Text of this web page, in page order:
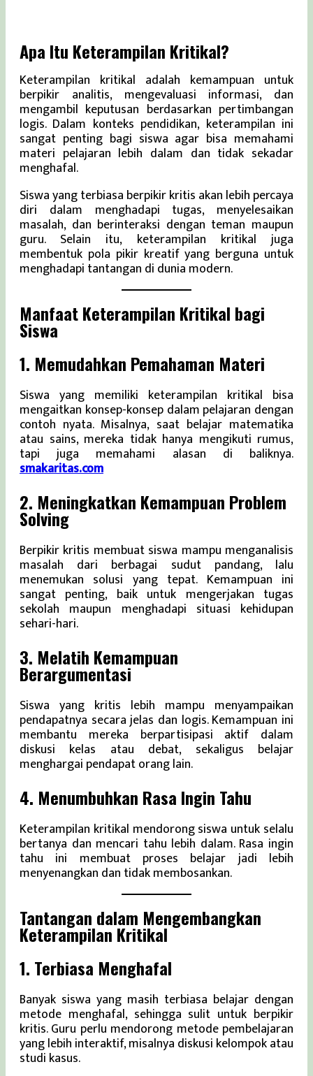
Apa Itu Keterampilan Kritikal?
Keterampilan kritikal adalah kemampuan untuk
berpikir analitis, mengevaluasi informasi, dan
mengambil keputusan berdasarkan pertimbangan
logis. Dalam konteks pendidikan, keterampilan ini
sangat penting bagi siswa agar bisa memahami
materi pelajaran lebih dalam dan tidak sekadar
menghafal.
Siswa yang terbiasa berpikir kritis akan lebih percaya
diri dalam menghadapi tugas, menyelesaikan
masalah, dan berinteraksi dengan teman maupun
guru. Selain itu, keterampilan kritikal juga
membentuk pola pikir kreatif yang berguna untuk
menghadapi tantangan di dunia modern.
Manfaat Keterampilan Kritikal bagi
Siswa
1. Memudahkan Pemahaman Materi
Siswa yang memiliki keterampilan kritikal bisa
mengaitkan konsep-konsep dalam pelajaran dengan
contoh nyata. Misalnya, saat belajar matematika
atau sains, mereka tidak hanya mengikuti rumus,
tapi juga memahami alasan di baliknya.
smakaritas.com
2. Meningkatkan Kemampuan Problem
Solving
Berpikir kritis membuat siswa mampu menganalisis
masalah dari berbagai sudut pandang, lalu
menemukan solusi yang tepat. Kemampuan ini
sangat penting, baik untuk mengerjakan tugas
sekolah maupun menghadapi situasi kehidupan
sehari-hari.
3. Melatih Kemampuan
Berargumentasi
Siswa yang kritis lebih mampu menyampaikan
pendapatnya secara jelas dan logis. Kemampuan ini
membantu mereka berpartisipasi aktif dalam
diskusi kelas atau debat, sekaligus belajar
menghargai pendapat orang lain.
4. Menumbuhkan Rasa Ingin Tahu
Keterampilan kritikal mendorong siswa untuk selalu
bertanya dan mencari tahu lebih dalam. Rasa ingin
tahu ini membuat proses belajar jadi lebih
menyenangkan dan tidak membosankan.
Tantangan dalam Mengembangkan
Keterampilan Kritikal
1. Terbiasa Menghafal
Banyak siswa yang masih terbiasa belajar dengan
metode menghafal, sehingga sulit untuk berpikir
kritis. Guru perlu mendorong metode pembelajaran
yang lebih interaktif, misalnya diskusi kelompok atau
studi kasus.